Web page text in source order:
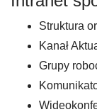
Struktura
Kanał
Grupy